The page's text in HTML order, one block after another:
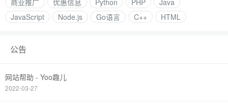
商业推广
优惠信息 Python PHP
Java
JavaScript
Node.js Go语言 C++ HTML
公告
网站帮助 - Yoo趣儿
2022-03-27